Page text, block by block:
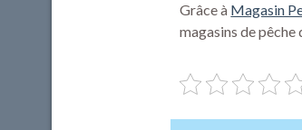
Grâce à Magasin
magasins de pêche